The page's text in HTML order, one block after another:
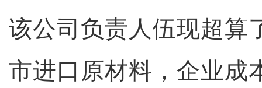
该公司负责人伍现超算
市进口原材料，企业成